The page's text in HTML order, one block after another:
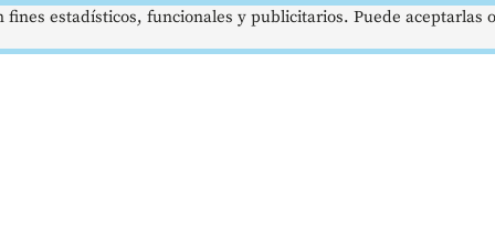
estadísticos, funcionales y publicitarios. Puede aceptarlas